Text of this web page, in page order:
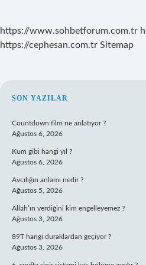
https://www.sohbetforum.com.tr
https://cephesan.com.tr Sitemap
SIDEBAR
SON YAZILAR
Countdown film ne anlatıyor ?
Ağustos 6, 2026
Kum gibi hangi yıl ?
Ağustos 6, 2026
Avcılığın anlamı nedir ?
Ağustos 5, 2026
Allah’ın verdiğini kim engelleyemez ?
Ağustos 3, 2026
89T hangi duraklardan geçiyor ?
Ağustos 3, 2026